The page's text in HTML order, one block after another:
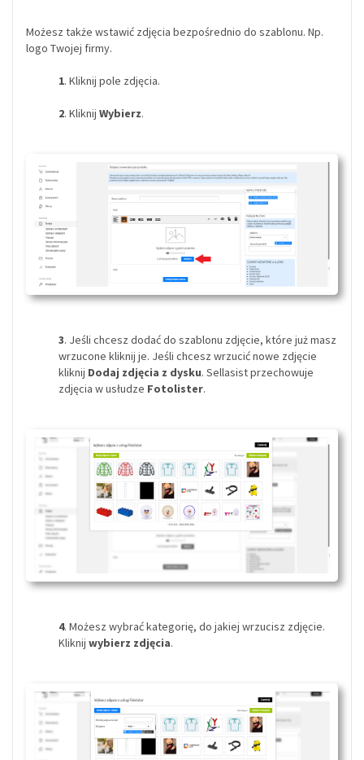
Możesz także wstawić zdjęcia bezpośrednio do szablonu. Np.
logo Twojej firmy.
1. Kliknij pole zdjęcia.
2. Kliknij Wybierz.
3. Jeśli chcesz dodać do szablonu zdjęcie, które już masz
wrzucone kliknij je. Jeśli chcesz wrzucić nowe zdjęcie
kliknij Dodaj zdjęcia z dysku. Sellasist przechowuje
zdjęcia w usłudze Fotolister.
4. Możesz wybrać kategorię, do jakiej wrzucisz zdjęcie.
Kliknij wybierz zdjęcia.